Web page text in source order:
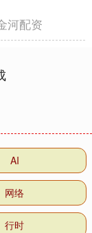
河配资
AI
网络
行时